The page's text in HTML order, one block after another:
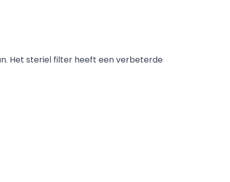
Het steriel filter heeft een verbeterde